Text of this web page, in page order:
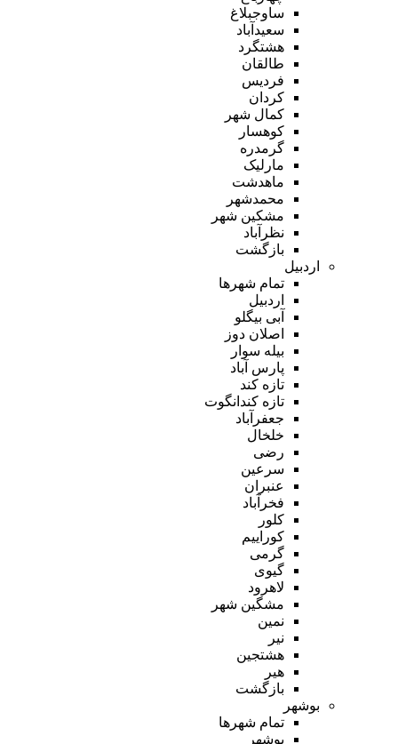
ساوجبلاغ
سعیدآباد
هشتگرد
طالقان
فردیس
کردان
کمال شهر
کوهسار
گرمدره
مارلیک
ماهدشت
محمدشهر
مشکین شهر
نظرآباد
بازگشت
اردبیل
تمام شهر‌ها
اردبیل
آبی بیگلو
اصلان دوز
بیله سوار
پارس آباد
تازه کند
تازه کندانگوت
جعفرآباد
خلخال
رضی
سرعین
عنبران
فخرآباد
کلور
کوراییم
گرمی
گیوی
لاهرود
مشگین شهر
نمین
نیر
هشتجین
هیر
بازگشت
بوشهر
تمام شهر‌ها
بوشهر